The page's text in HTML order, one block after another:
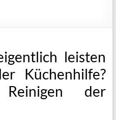
leisten
Küchenhilfe?
der